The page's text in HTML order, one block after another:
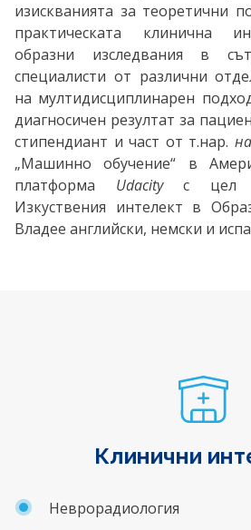
изискванията за теоретични
практическата клинична
образни изследвания в
специалисти от различни
на мултидисциплинарен
диагносичен резултат за
стипендиант и част от т.нар.
„Машинно обучение“ в
платформа Udacityс цел
Изкуствения интелект в
Владее английски, немски и
Клинични
Неврорадиология